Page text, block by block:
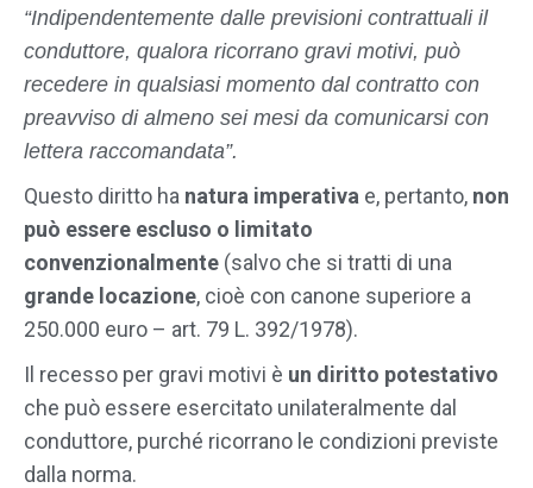
“Indipendentemente dalle previsioni contrattuali il
conduttore, qualora ricorrano gravi motivi, può
recedere in qualsiasi momento dal contratto con
preavviso di almeno sei mesi da comunicarsi con
lettera raccomandata”.
Questo diritto ha natura imperativa e, pertanto, non
può essere escluso o limitato
convenzionalmente (salvo che si tratti di una
grande locazione, cioè con canone superiore a
250.000 euro – art. 79 L. 392/1978).
Il recesso per gravi motivi è un diritto potestativo
che può essere esercitato unilateralmente dal
conduttore, purché ricorrano le condizioni previste
dalla norma.